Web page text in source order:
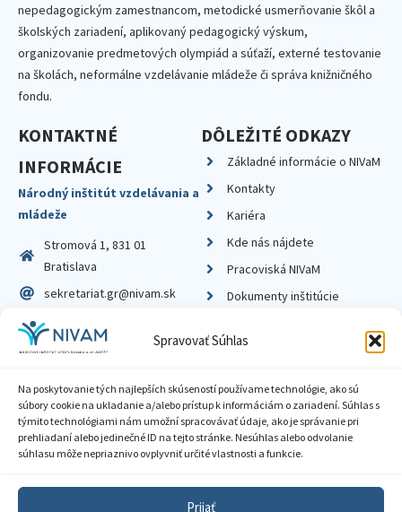
Spravovať Súhlas
Na poskytovanie tých najlepších skúseností používame technológie, ako sú
súbory cookie na ukladanie a/alebo prístup k informáciám o zariadení. Súhlas s
týmito technológiami nám umožní spracovávať údaje, ako je správanie pri
prehliadaní alebo jedinečné ID na tejto stránke. Nesúhlas alebo odvolanie
súhlasu môže nepriaznivo ovplyvniť určité vlastnosti a funkcie.
Prijať
nepedagogickým zamestnancom, metodické usmerňovanie škôl a
školských zariadení, aplikovaný pedagogický výskum,
organizovanie predmetových olympiád a súťaží, externé testovanie
na školách, neformálne vzdelávanie mládeže či správa knižničného
fondu.
KONTAKTNÉ
INFORMÁCIE
Národný inštitút vzdelávania a
mládeže
Stromová 1, 831 01
Bratislava
sekretariat.gr@nivam.sk
IČO: 00164348
DIČ: 2020798714
DÔLEŽITÉ ODKAZY
Základné informácie o NIVaM
Kontakty
Kariéra
Kde nás nájdete
Pracoviská NIVaM
Dokumenty inštitúcie
Zásady ochrany súkromia